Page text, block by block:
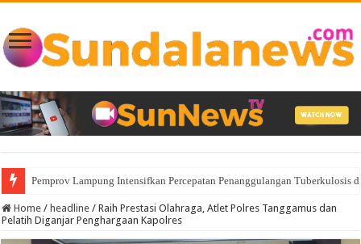
Pemprov Lampung Intensifkan Percepatan Penanggulangan Tuberkulosis
Home / headline / Raih Prestasi Olahraga, Atlet Polres Tanggamus dan
Pelatih Diganjar Penghargaan Kapolres